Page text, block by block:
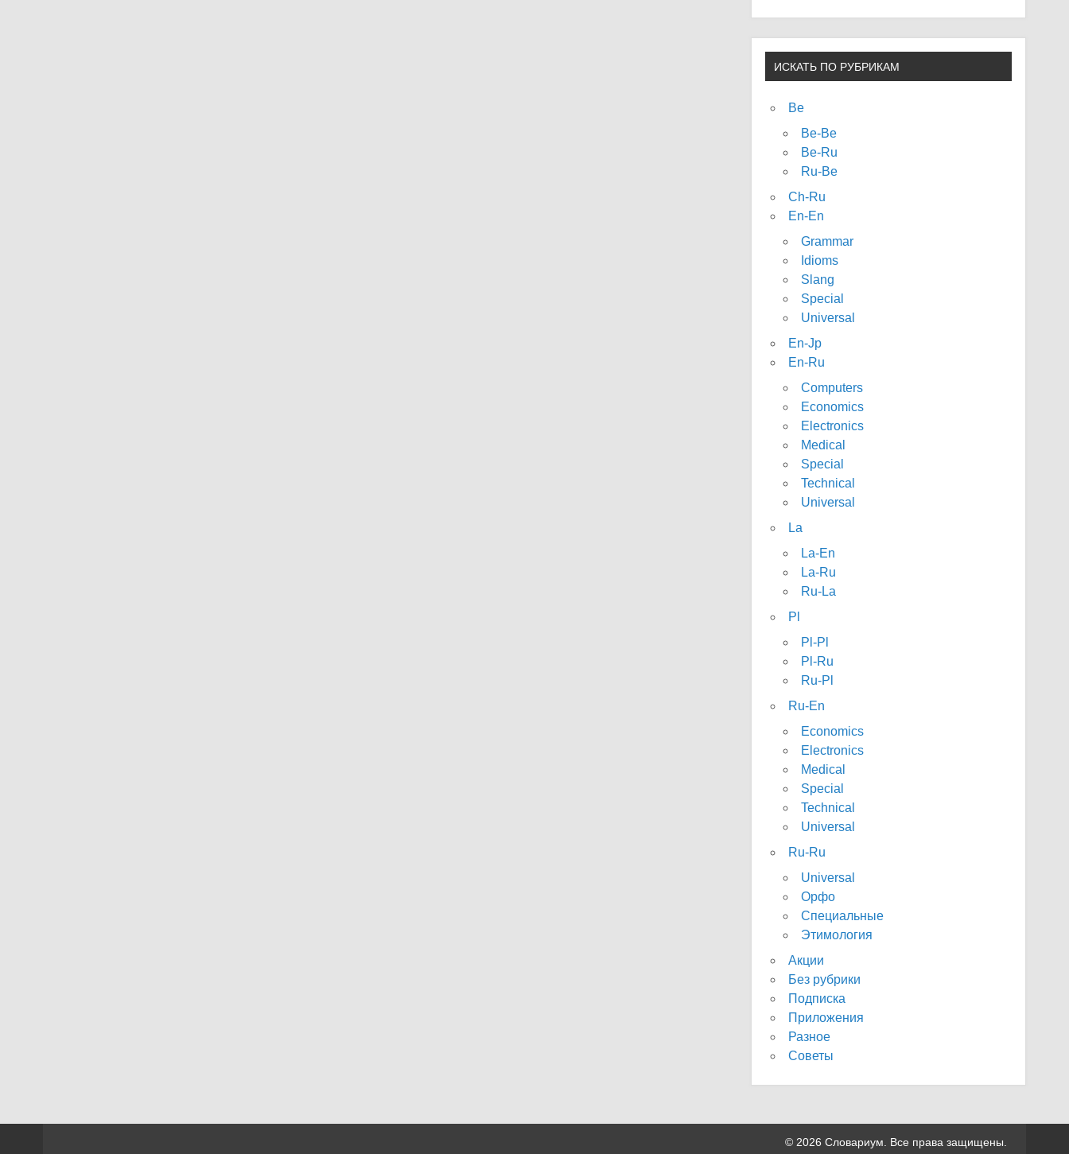
ИСКАТЬ ПО РУБРИКАМ
Be
Be-Be
Be-Ru
Ru-Be
Ch-Ru
En-En
Grammar
Idioms
Slang
Special
Universal
En-Jp
En-Ru
Computers
Economics
Electronics
Medical
Special
Technical
Universal
La
La-En
La-Ru
Ru-La
Pl
Pl-Pl
Pl-Ru
Ru-Pl
Ru-En
Economics
Electronics
Medical
Special
Technical
Universal
Ru-Ru
Universal
Орфо
Специальные
Этимология
Акции
Без рубрики
Подписка
Приложения
Разное
Советы
© 2026 Словариум. Все права защищены.